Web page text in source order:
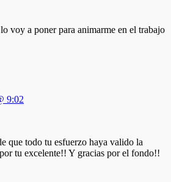
voy a poner para animarme en el trabajo
9:02
que todo tu esfuerzo haya valido la
tu excelente!! Y gracias por el fondo!!